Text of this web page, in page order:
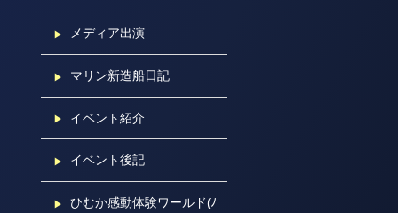
メディア出演
マリン新造船日記
イベント紹介
イベント後記
ひむか感動体験ワールド(ﾉ